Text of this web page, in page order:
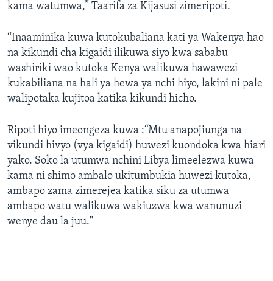
kama watumwa,” Taarifa za Kijasusi zimeripoti.
“Inaaminika kuwa kutokubaliana kati ya Wakenya hao
na kikundi cha kigaidi ilikuwa siyo kwa sababu
washiriki wao kutoka Kenya walikuwa hawawezi
kukabiliana na hali ya hewa ya nchi hiyo, lakini ni pale
walipotaka kujitoa katika kikundi hicho.
Ripoti hiyo imeongeza kuwa :“Mtu anapojiunga na
vikundi hivyo (vya kigaidi) huwezi kuondoka kwa hiari
yako. Soko la utumwa nchini Libya limeelezwa kuwa
kama ni shimo ambalo ukitumbukia huwezi kutoka,
ambapo zama zimerejea katika siku za utumwa
ambapo watu walikuwa wakiuzwa kwa wanunuzi
wenye dau la juu."